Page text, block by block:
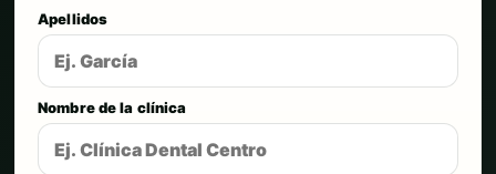
Apellidos
Nombre de la clínica